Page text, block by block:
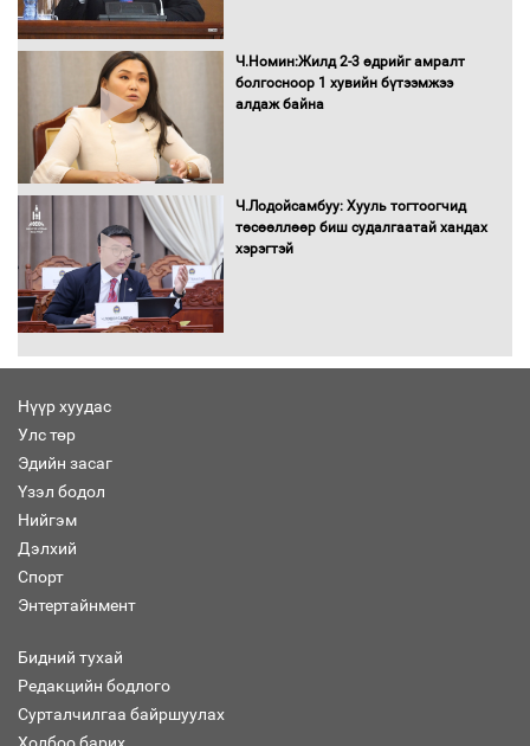
борлуулалтыг нээлттэй ил тод
болгоно
төлөвлөгөө”-гөө танилцуулна
Ч.Номин:Жилд 2-3 өдрийг амралт
болгосноор 1 хувийн бүтээмжээ
алдаж байна
Ч.Лодойсамбуу: Хууль тогтоогчид
төсөөллөөр биш судалгаатай хандах
хэрэгтэй
Нүүр хуудас
Улс төр
Эдийн засаг
Үзэл бодол
Нийгэм
Дэлхий
Спорт
Энтертайнмент
Бидний тухай
Редакцийн бодлого
Сурталчилгаа байршуулах